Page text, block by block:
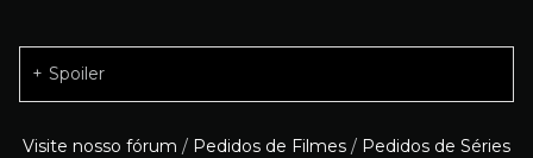
Spoiler
Visite nosso fórum / Pedidos de Filmes / Pedidos de Séries